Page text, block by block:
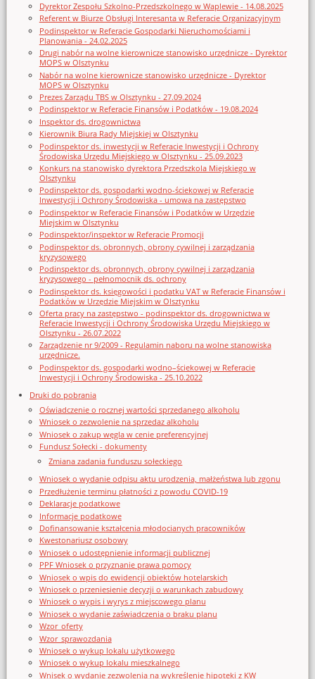
Dyrektor Zespołu Szkolno-Przedszkolnego w Waplewie - 14.08.2025
Referent w Biurze Obsługi Interesanta w Referacie Organizacyjnym
Podinspektor w Referacie Gospodarki Nieruchomościami i
Planowania - 24.02.2025
Drugi nabór na wolne kierownicze stanowisko urzędnicze - Dyrektor
MOPS w Olsztynku
Nabór na wolne kierownicze stanowisko urzędnicze - Dyrektor
MOPS w Olsztynku
Prezes Zarządu TBS w Olsztynku - 27.09.2024
Podinspektor w Referacie Finansów i Podatków - 19.08.2024
Inspektor ds. drogownictwa
Kierownik Biura Rady Miejskiej w Olsztynku
Podinspektor ds. inwestycji w Referacie Inwestycji i Ochrony
Środowiska Urzędu Miejskiego w Olsztynku - 25.09.2023
Konkurs na stanowisko dyrektora Przedszkola Miejskiego w
Olsztynku
Podinspektor ds. gospodarki wodno-ściekowej w Referacie
Inwestycji i Ochrony Środowiska - umowa na zastępstwo
Podinspektor w Referacie Finansów i Podatków w Urzędzie
Miejskim w Olsztynku
Podinspektor/inspektor w Referacie Promocji
Podinspektor ds. obronnych, obrony cywilnej i zarządzania
kryzysowego
Podinspektor ds. obronnych, obrony cywilnej i zarządzania
kryzysowego - pełnomocnik ds. ochrony
Podinspektor ds. księgowości i podatku VAT w Referacie Finansów i
Podatków w Urzędzie Miejskim w Olsztynku
Oferta pracy na zastępstwo - podinspektor ds. drogownictwa w
Referacie Inwestycji i Ochrony Środowiska Urzędu Miejskiego w
Olsztynku - 26.07.2022
Zarządzenie nr 9/2009 - Regulamin naboru na wolne stanowiska
urzędnicze.
Podinspektor ds. gospodarki wodno–ściekowej w Referacie
Inwestycji i Ochrony Środowiska - 25.10.2022
Druki do pobrania
Oświadczenie o rocznej wartości sprzedanego alkoholu
Wniosek o zezwolenie na sprzedaz alkoholu
Wniosek o zakup węgla w cenie preferencyjnej
Fundusz Sołecki - dokumenty
Zmiana zadania funduszu sołeckiego
Wniosek o wydanie odpisu aktu urodzenia, małżeństwa lub zgonu
Przedłużenie terminu płatności z powodu COVID-19
Deklaracje podatkowe
Informacje podatkowe
Dofinansowanie kształcenia młodocianych pracowników
Kwestonariusz osobowy
Wniosek o udostępnienie informacji publicznej
PPF Wniosek o przyznanie prawa pomocy
Wniosek o wpis do ewidencji obiektów hotelarskich
Wniosek o przeniesienie decyzji o warunkach zabudowy
Wniosek o wypis i wyrys z miejscowego planu
Wniosek o wydanie zaświadczenia o braku planu
Wzor_oferty
Wzor_sprawozdania
Wniosek o wykup lokalu użytkowego
Wniosek o wykup lokalu mieszkalnego
Wnisek o wydanie zezwolenia na wykreślenie hipoteki z KW